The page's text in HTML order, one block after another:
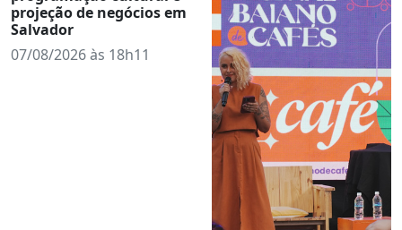
projeção de negócios em
Salvador
07/08/2026 às 18h11